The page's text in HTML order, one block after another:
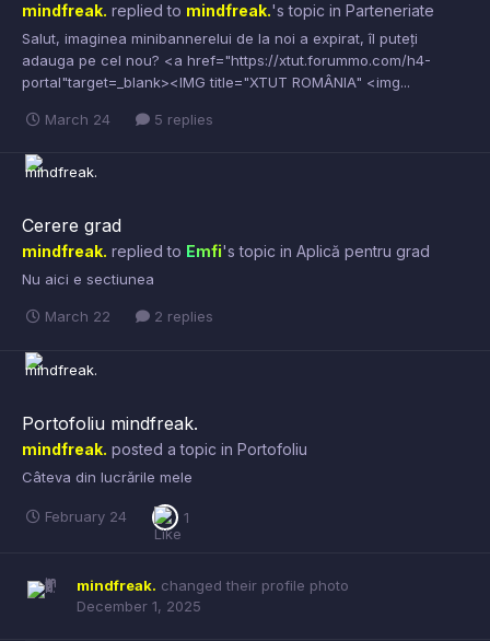
mindfreak. replied to mindfreak.'s topic in Parteneriate
Salut, imaginea minibannerelui de la noi a expirat, îl puteți
adauga pe cel nou? <a href="https://xtut.forummo.com/h4-
portal"target=_blank><IMG title="XTUT ROMÂNIA" <img...
March 24 5 replies
Cerere grad
mindfreak. replied to Emfi's topic in Aplică pentru grad
Nu aici e sectiunea
March 22 2 replies
Portofoliu mindfreak.
mindfreak. posted a topic in Portofoliu
Câteva din lucrările mele
February 24 1
mindfreak. changed their profile photo
December 1, 2025